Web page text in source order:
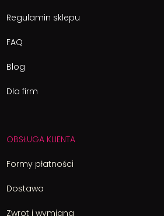
Regulamin sklepu
FAQ
Blog
Dla firm
OBSŁUGA KLIENTA
Formy płatności
Dostawa
Zwrot i wymiana